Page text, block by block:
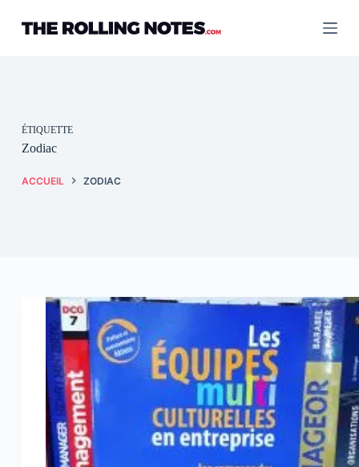
contenu
ÉTIQUETTE
Zodiac
ACCUEIL ZODIAC